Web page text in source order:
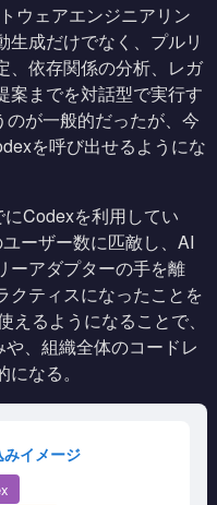
ウェアエンジニアリン
生成だけでなく、プルリ
、依存関係の分析、レガ
案までを対話型で実行す
が一般的だったが、今
を呼び出せるようにな
Codexを利用してい
ーザー数に匹敵し、AI
ーアダプターの手を離
クティスになったことを
るようになることで、
、組織全体のコードレ
なる。
イメージ